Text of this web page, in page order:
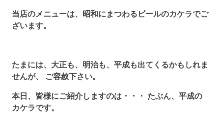
当店のメニューは、昭和にまつわるビールのカケラでご
ざいます。
たまには、大正も、明治も、平成も出てくるかもしれま
せんが、 ご容赦下さい。
本日、皆様にご紹介しますのは・・・ たぶん、平成の
カケラです。